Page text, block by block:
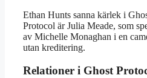
Ethan Hunts sanna kärlek i
Protocol är Julia Meade, som
av Michelle Monaghan i en
utan kreditering.
Relationer i Ghost